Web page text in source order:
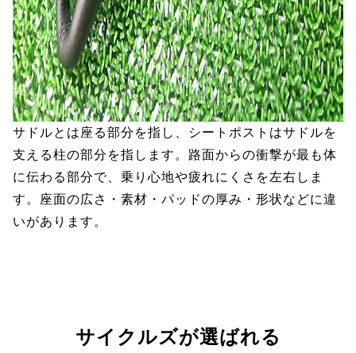
サドルとは座る部分を指し、シートポストはサドルを
支える柱の部分を指します。路面からの衝撃が最も体
に伝わる部分で、乗り心地や疲れにくさを左右しま
す。座面の広さ・素材・パッドの厚み・形状などに違
いがあります。
サイクルズが選ばれる